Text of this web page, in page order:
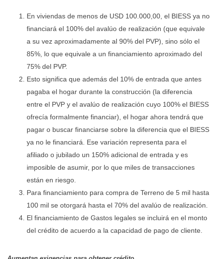
En viviendas de menos de USD 100.000,00, el BIESS ya no
financiará el 100% del avalúo de realización (que equivale
a su vez aproximadamente al 90% del PVP), sino sólo el
85%, lo que equivale a un financiamiento aproximado del
75% del PVP.
Esto significa que además del 10% de entrada que antes
pagaba el hogar durante la construcción (la diferencia
entre el PVP y el avalúo de realización cuyo 100% el BIESS
ofrecía formalmente financiar), el hogar ahora tendrá que
pagar o buscar financiarse sobre la diferencia que el BIESS
ya no le financiará. Ese variación representa para el
afiliado o jubilado un 150% adicional de entrada y es
imposible de asumir, por lo que miles de transacciones
están en riesgo.
Para financiamiento para compra de Terreno de 5 mil hasta
100 mil se otorgará hasta el 70% del avalúo de realización.
El financiamiento de Gastos legales se incluirá en el monto
del crédito de acuerdo a la capacidad de pago de cliente.